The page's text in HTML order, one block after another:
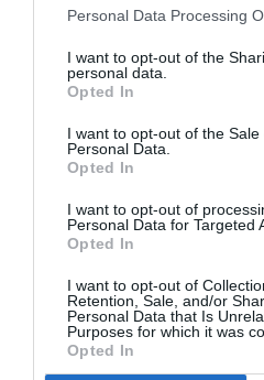
Personal Data Processing
I want to opt-out of the
personal data.
Opted In
I want to opt-out of the Sale
Personal Data.
Opted In
I want to opt-out of
Personal Data for Targeted
Opted In
I want to opt-out of
Retention, Sale, and/or
Personal Data that Is
Purposes for which it was
Opted In
ΕΚΘΕΣΗ ΖΩΓΡΑΦΙΚΗΣ
Newsletter
Κάθε βδομάδα στο e-mail
Ακολουθήστε το